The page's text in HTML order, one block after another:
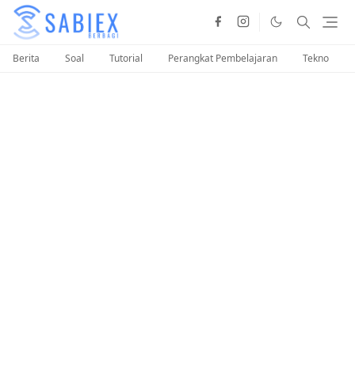
Berita Soal Tutorial Perangkat Pembelajaran Tekno